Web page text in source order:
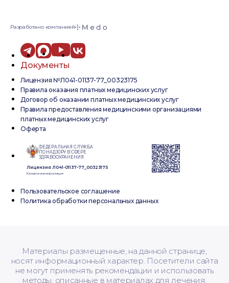
Разработано компанией
Документы
Лицензия №Л041-01137-77_00323175
Правила оказания платных медицинских услуг
Договор об оказании платных медицинских услуг
Правила предоставления медицинскими организациями
платных медицинских услуг
Оферта
ФЕДЕРАЛЬНАЯ СЛУЖБА
ПО НАДЗОРУ В СФЕРЕ
ЗДРАВООХРАНЕНИЯ
Лицензия Л041-01137-77_00323175
Юридическая информация
Пользовательское соглашение
Политика обработки персональных данных
Материалы размещенные, на данной странице,
носят информационный характер. Посетители сайта
не могут применять рекомендации и использовать
методы, описанные в материалах для лечения.